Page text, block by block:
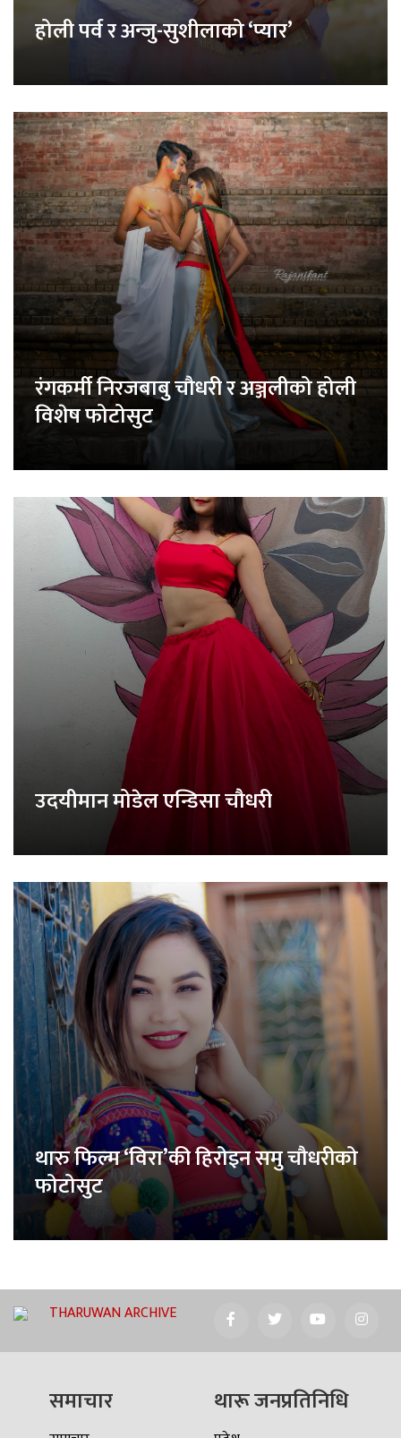
होली पर्व र अन्जु-सुशीलाको ‘प्यार’
रंगकर्मी निरजबाबु चौधरी र अञ्जलीको होली
विशेष फोटोसुट
उदयीमान मोडेल एन्डिसा चौधरी
थारु फिल्म ‘विरा’की हिरोइन समु चौधरीको
फोटोसुट
THARUWAN ARCHIVE
समाचार थारू जनप्रतिनिधि